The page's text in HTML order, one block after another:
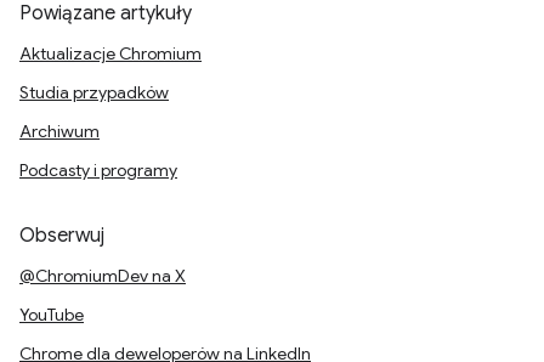
Powiązane artykuły
Aktualizacje Chromium
Studia przypadków
Archiwum
Podcasty i programy
Obserwuj
@ChromiumDev na X
YouTube
Chrome dla deweloperów na LinkedIn